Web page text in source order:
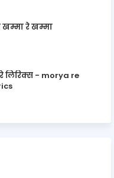
खम्मा रे खम्मा
रे लिरिक्स - morya re